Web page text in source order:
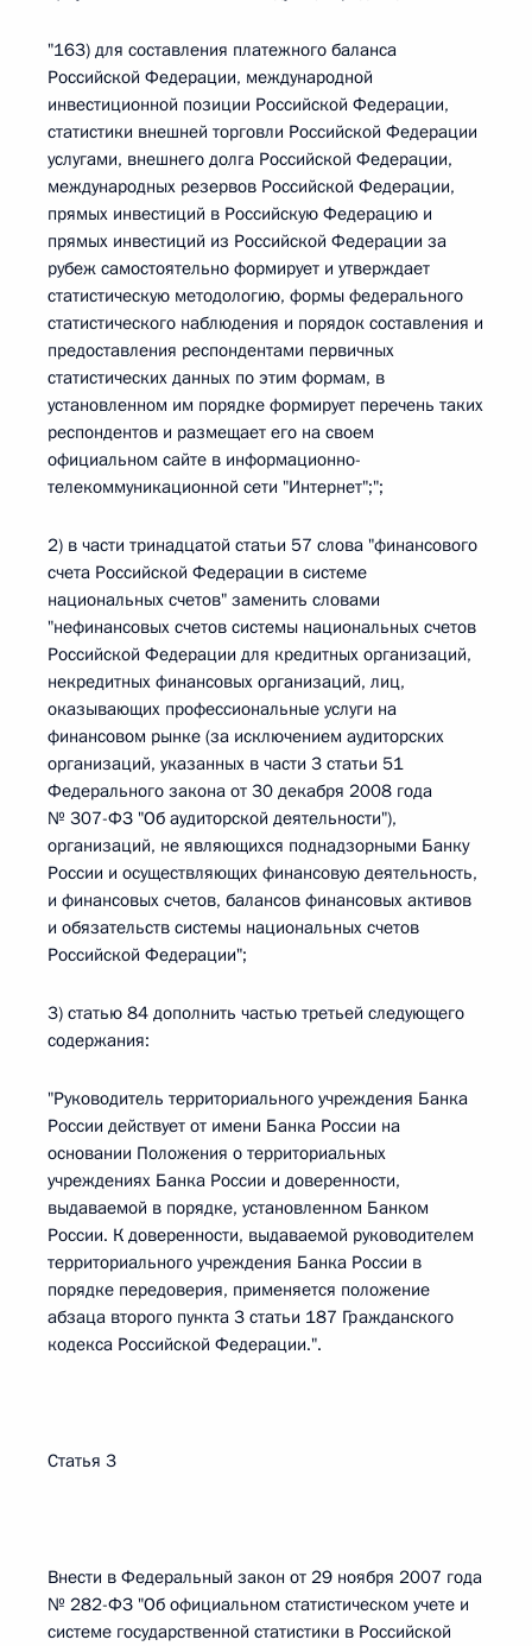
"163) для составления платежного баланса
Российской Федерации, международной
инвестиционной позиции Российской Федерации,
статистики внешней торговли Российской Федерации
услугами, внешнего долга Российской Федерации,
международных резервов Российской Федерации,
прямых инвестиций в Российскую Федерацию и
прямых инвестиций из Российской Федерации за
рубеж самостоятельно формирует и утверждает
статистическую методологию, формы федерального
статистического наблюдения и порядок составления и
предоставления респондентами первичных
статистических данных по этим формам, в
установленном им порядке формирует перечень таких
респондентов и размещает его на своем
официальном сайте в информационно-
телекоммуникационной сети "Интернет";";
2) в части тринадцатой статьи 57 слова "финансового
счета Российской Федерации в системе
национальных счетов" заменить словами
"нефинансовых счетов системы национальных счетов
Российской Федерации для кредитных организаций,
некредитных финансовых организаций, лиц,
оказывающих профессиональные услуги на
финансовом рынке (за исключением аудиторских
организаций, указанных в части 3 статьи 51
Федерального закона от 30 декабря 2008 года
№ 307-ФЗ "Об аудиторской деятельности"),
организаций, не являющихся поднадзорными Банку
России и осуществляющих финансовую деятельность,
и финансовых счетов, балансов финансовых активов
и обязательств системы национальных счетов
Российской Федерации";
3) статью 84 дополнить частью третьей следующего
содержания:
"Руководитель территориального учреждения Банка
России действует от имени Банка России на
основании Положения о территориальных
учреждениях Банка России и доверенности,
выдаваемой в порядке, установленном Банком
России. К доверенности, выдаваемой руководителем
территориального учреждения Банка России в
порядке передоверия, применяется положение
абзаца второго пункта 3 статьи 187 Гражданского
кодекса Российской Федерации.".
Статья 3
Внести в Федеральный закон от 29 ноября 2007 года
№ 282-ФЗ "Об официальном статистическом учете и
системе государственной статистики в Российской